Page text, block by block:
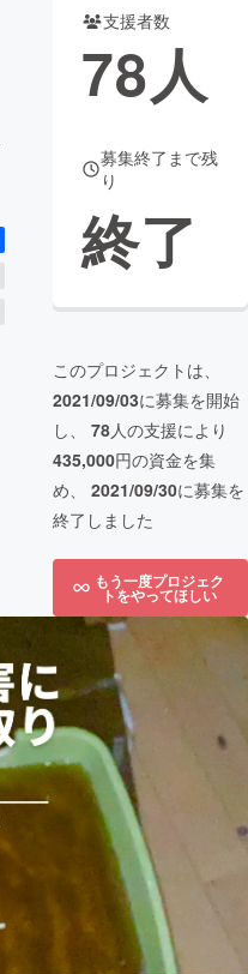
支援者数
78人
募集終了まで残
り
終了
このプロジェクトは、
2021/09/03に募集を開始
し、 78人の支援により
435,000円の資金を集
め、 2021/09/30に募集を
終了しました
もう一度プロジェク
トをやってほしい